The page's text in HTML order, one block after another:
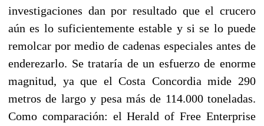
investigaciones dan por resultado que el crucero
aún es lo suficientemente estable y si se lo puede
remolcar por medio de cadenas especiales antes de
enderezarlo. Se trataría de un esfuerzo de enorme
magnitud, ya que el Costa Concordia mide 290
metros de largo y pesa más de 114.000 toneladas.
Como comparación: el Herald of Free Enterprise